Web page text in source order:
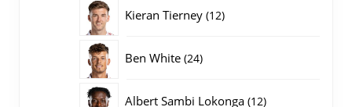
Kieran Tierney 1212
Ben White 2424
Albert Sambi Lokonga 1212